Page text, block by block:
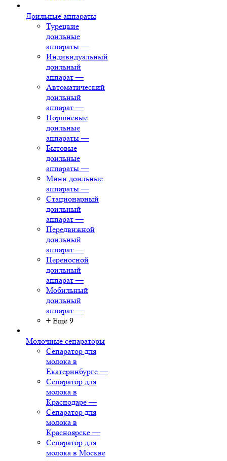
Доильные аппараты
Турецкие
доильные
аппараты —
Индивидуальный
доильный
аппарат —
Автоматический
доильный
аппарат —
Поршневые
доильные
аппараты —
Бытовые
доильные
аппараты —
Мини доильные
аппараты —
Стационарный
доильный
аппарат —
Передвижной
доильный
аппарат —
Переносной
доильный
аппарат —
Мобильный
доильный
аппарат —
+ Ещё 9
Молочные сепараторы
Сепаратор для
молока в
Екатеринбурге —
Сепаратор для
молока в
Краснодаре —
Сепаратор для
молока в
Красноярске —
Сепаратор для
молока в Москве